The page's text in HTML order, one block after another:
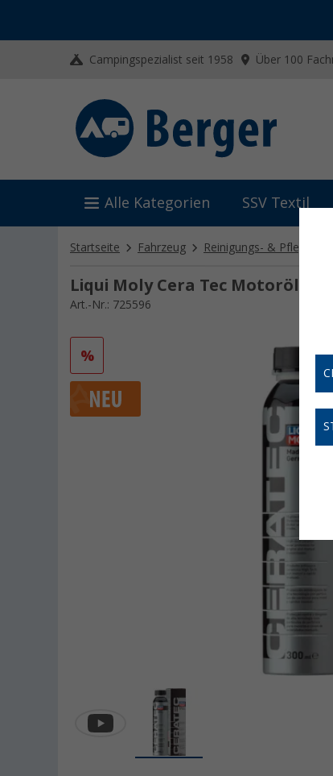
Campingspezialist seit 1958 Über 100
Alle Kategorien SSV Textil
Startseite Fahrzeug Reinigungs- &
Liqui Moly Cera Tec
Art.-Nr.: 725596
%